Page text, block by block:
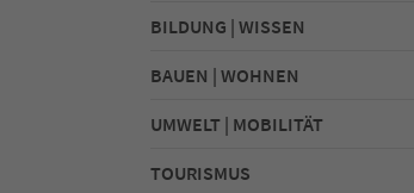
BILDUNG | WISSEN
BAUEN | WOHNEN
UMWELT | MOBILITÄT
TOURISMUS